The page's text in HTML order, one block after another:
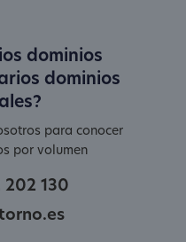
dominios
dominios
para conocer
por volumen
202 130